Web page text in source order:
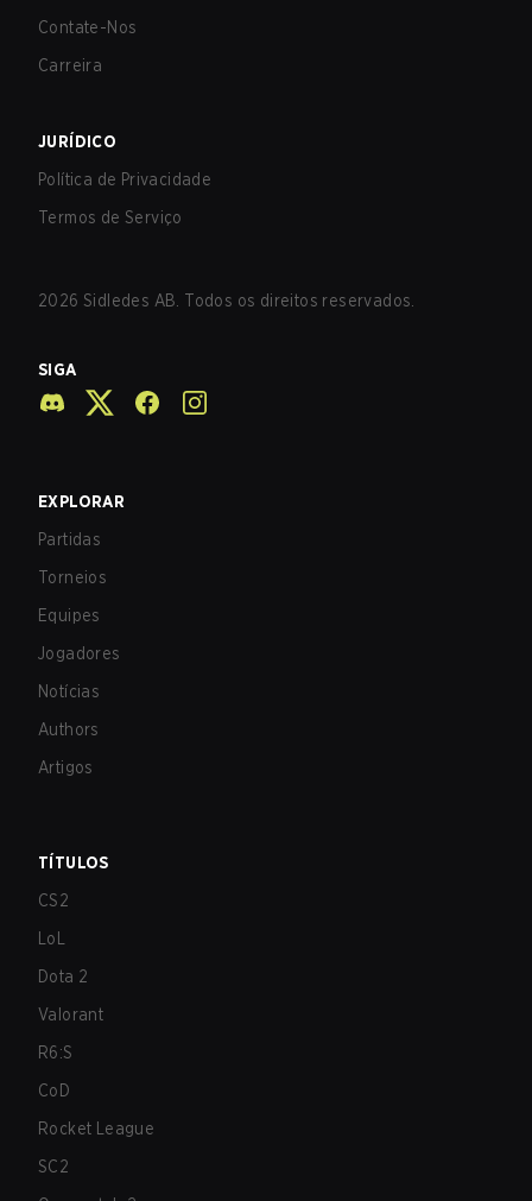
Contate-Nos
Carreira
JURÍDICO
Política de Privacidade
Termos de Serviço
2026 Sidledes AB. Todos os direitos reservados.
SIGA
EXPLORAR
Partidas
Torneios
Equipes
Jogadores
Notícias
Authors
Artigos
TÍTULOS
CS2
LoL
Dota 2
Valorant
R6:S
CoD
Rocket League
SC2